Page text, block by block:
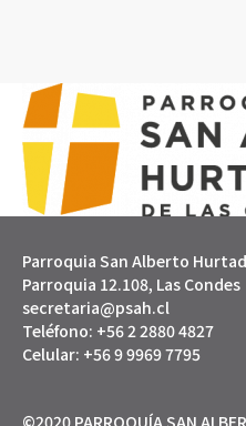
Parroquia San
Parroquia 12.108, Las Condes
secretaria@psah.cl
Teléfono: +56 2 2880 4827
Celular: +56 9 9969 7795
©2020 PARROQUÍA SAN